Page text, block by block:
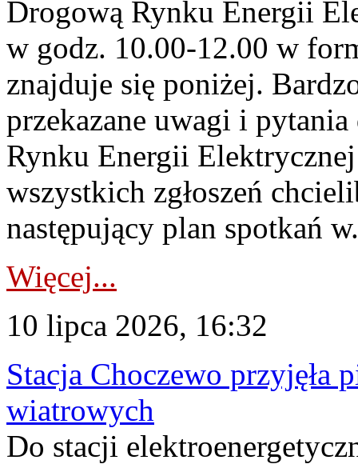
Drogową Rynku Energii
w godz. 10.00-12.00 w
znajduje się poniżej.
przekazane uwagi i
Rynku Energii
wszystkich zgłoszeń
następujący plan spotkań
Więcej...
10 lipca 2026, 16:32
Stacja Choczewo przyjęła
wiatrowych
Do stacji